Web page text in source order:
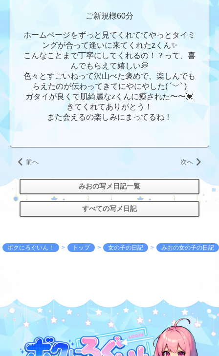
ご新規様60分
ホームページをずっと見てくれててやっとタイミ
ングが合って逢いに来てくれたzくん✨
こんなことまで丁寧にしてくれるの！？って、喜
んでもらえて嬉しい💭
色々とすごいねって沢山べた褒めで、楽しんでも
らえたのが伝わってきてにやにやした( ´﹀` )
ガタイが良くて肌綺麗なzくんに癒された〜〜💓
きてくれてありがとう！
また会えるの楽しみにまってるね！
前へ 次へ
みおの写メ日記一覧
すべての写メ日記
ボクにろぐいん！ トップ 女の子の日記 みおの女の子の日記